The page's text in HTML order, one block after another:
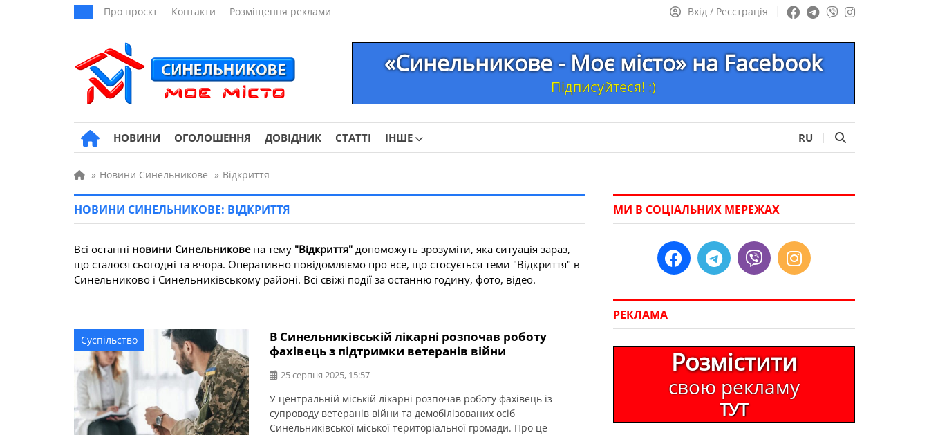
Про проєкт Контакти Розміщення реклами Вхід / Реєстрація
«Синельникове - Моє місто» на Facebook
Підписуйтеся! :)
НОВИНИ ОГОЛОШЕННЯ ДОВІДНИК СТАТТІ ІНШЕ RU
» Новини Синельникове » Відкриття
НОВИНИ СИНЕЛЬНИКОВЕ: ВІДКРИТТЯ
Всі останні новини Синельниковена тему "Відкриття" допоможуть зрозуміти, яка ситуація зараз,
що сталося сьогодні та вчора. Оперативно повідомляємо про все, що стосується теми "Відкриття" в
Синельниково і Синельниківському районі. Всі свіжі події за останню годину, фото, відео.
Суспільство
В Синельниківській лікарні розпочав роботу
фахівець з підтримки ветеранів війни
25 серпня 2025, 15:57
У центральній міській лікарні розпочав роботу фахівець із
супроводу ветеранів війни та демобілізованих осіб
Синельниківської міської територіальної громади. Про це
МИ В СОЦІАЛЬНИХ МЕРЕЖАХ
РЕКЛАМА
Розмістити
свою рекламу
ТУТ